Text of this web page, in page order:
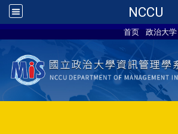
NCCU
首页 政治大学